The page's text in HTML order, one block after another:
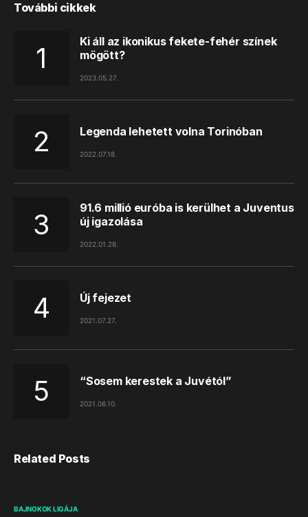
További cikkek
Ki áll az ikonikus fekete-fehér színek
mögött?
2023.05.27.
Legenda lehetett volna Torinóban
2022.07.18.
91.6 millió euróba is kerülhet a Juventus
új igazolása
2022.01.28.
Új fejezet
2021.07.27.
“Sosem kerestek a Juvétól”
2021.06.10.
Related Posts
BAJNOKOK LIGÁJA